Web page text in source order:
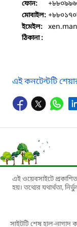
ফোন:
মোবাইল:
ইমেইল:
ঠিকানা :
এই কনটেন্টটি
এই ওয়েবসাইটে
হয়। তথ্যের যথার্থতা,
সাইটটি শেষ হাল-